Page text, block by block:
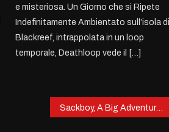
e misteriosa. Un Giorno che si Ripete
Indefinitamente Ambientato sull’isola
Blackreef, intrappolata in un loop
temporale, Deathloop vede il […]
Sackboy, A Big Adventure: Un Viaggio nel Mondo della Creatività